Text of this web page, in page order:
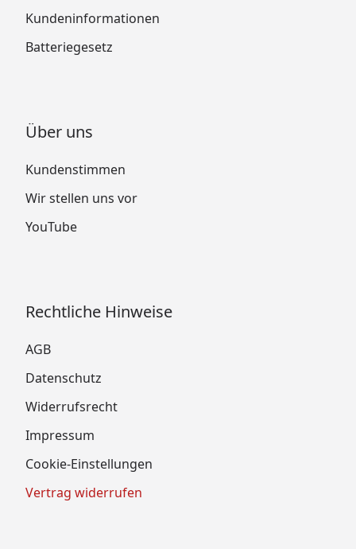
Kundeninformationen
Batteriegesetz
Über uns
Kundenstimmen
Wir stellen uns vor
YouTube
Rechtliche Hinweise
AGB
Datenschutz
Widerrufsrecht
Impressum
Cookie-Einstellungen
Vertrag widerrufen